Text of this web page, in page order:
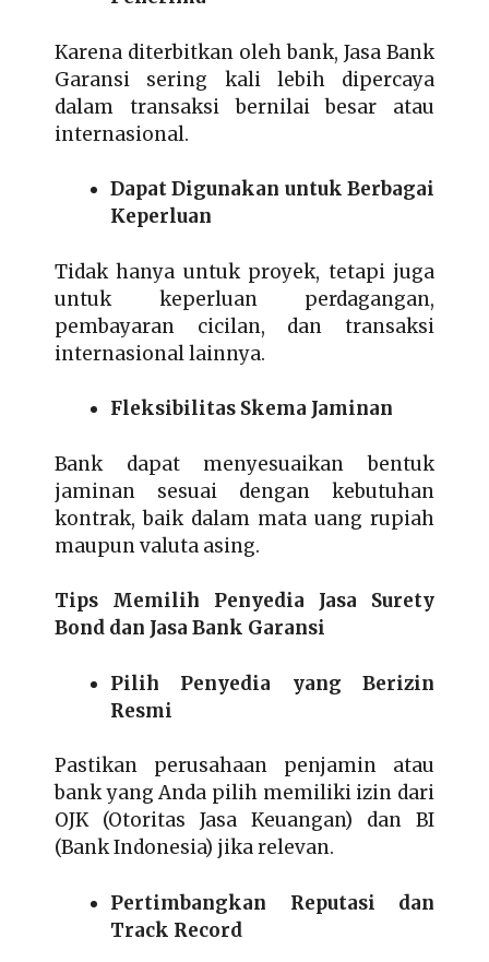
Karena diterbitkan oleh bank, Jasa Bank
Garansi sering kali lebih dipercaya
dalam transaksi bernilai besar atau
internasional.
Dapat Digunakan untuk Berbagai
Keperluan
Tidak hanya untuk proyek, tetapi juga
untuk keperluan perdagangan,
pembayaran cicilan, dan transaksi
internasional lainnya.
Fleksibilitas Skema Jaminan
Bank dapat menyesuaikan bentuk
jaminan sesuai dengan kebutuhan
kontrak, baik dalam mata uang rupiah
maupun valuta asing.
Tips Memilih Penyedia Jasa Surety
Bond dan Jasa Bank Garansi
Pilih Penyedia yang Berizin
Resmi
Pastikan perusahaan penjamin atau
bank yang Anda pilih memiliki izin dari
OJK (Otoritas Jasa Keuangan) dan BI
(Bank Indonesia) jika relevan.
Pertimbangkan Reputasi dan
Track Record